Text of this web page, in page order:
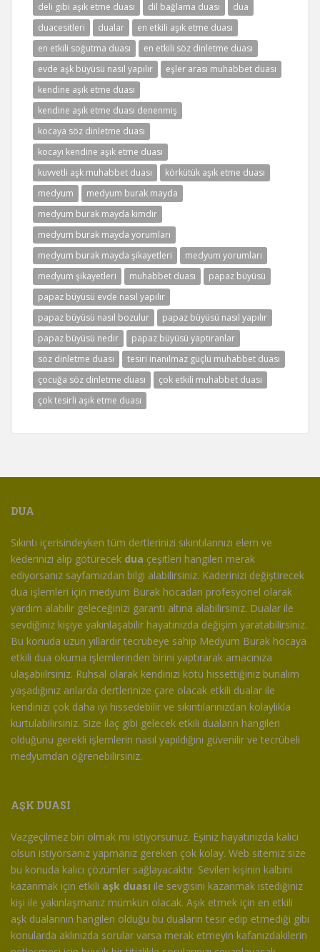
deli gibi aşık etme duası
dil bağlama duası
dua
duacesitleri
dualar
en etkili aşık etme duası
en etkili soğutma duası
en etkili söz dinletme duası
evde aşk büyüsü nasıl yapılır
eşler arası muhabbet duası
kendine aşık etme duası
kendine aşık etme duası denenmiş
kocaya söz dinletme duası
kocayı kendine aşık etme duası
kuvvetli aşk muhabbet duası
körkütük aşık etme duası
medyum
medyum burak mayda
medyum burak mayda kimdir
medyum burak mayda yorumları
medyum burak mayda şikayetleri
medyum yorumları
medyum şikayetleri
muhabbet duası
papaz büyüsü
papaz büyüsü evde nasıl yapılır
papaz büyüsü nasıl bozulur
papaz büyüsü nasıl yapılır
papaz büyüsü nedir
papaz büyüsü yaptıranlar
söz dinletme duası
tesiri inanılmaz güçlü muhabbet duası
çocuğa söz dinletme duası
çok etkili muhabbet duası
çok tesirli aşık etme duası
DUA
Sıkıntı içerisindeyken tüm dertlerinizi sıkıntılarınızı elem ve
kederinizi alıp götürecek dua çeşitleri hangileri merak
ediyorsanız sayfamızdan bilgi alabilirsiniz. Kaderinizi değiştirecek
dua işlemleri için medyum Burak hocadan profesyonel olarak
yardım alabilir geleceğinizi garanti altına alabilirsiniz. Dualar ile
sevdiğiniz kişiye yakınlaşabilir hayatınızda değişim yaratabilirsiniz.
Bu konuda uzun yıllardır tecrübeye sahip Medyum Burak hocaya
etkili dua okuma işlemlerinden birini yaptırarak amacınıza
ulaşabiilrsiniz. Ruhsal olarak kendinizi kötü hissettiğiniz bunalım
yaşadığınız anlarda dertlerinize çare olacak etkili dualar ile
kendinizi çok daha iyi hissedebilir ve sıkıntılarınızdan kolaylıkla
kurtulabilirsiniz. Size ilaç gibi gelecek etkili duaların hangileri
olduğunu gerekli işlemlerin nasıl yapıldığını güvenilir ve tecrübeli
medyumdan öğrenebilirsiniz.
AŞK DUASI
Vazgeçilmez biri olmak mı istiyorsunuz. Eşiniz hayatınızda kalıcı
olsun istiyorsanız yapmanız gereken çok kolay. Web sitemiz size
bu konuda kalıcı çözümler sağlayacaktır. Sevilen kişinin kalbini
kazanmak için etkili aşk duası ile sevgisini kazanmak istediğiniz
kişi ile yakınlaşmanız mümkün olacak. Aşık etmek için en etkili
aşk dualarının hangileri olduğu bu duaların tesir edip etmediği gibi
konularda aklınızda sorular varsa merak etmeyin kafanızdakilerin